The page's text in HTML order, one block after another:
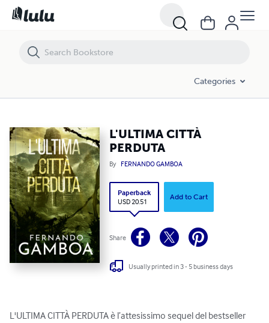
Categories
L'ULTIMA CITTÀ
PERDUTA
By FERNANDO GAMBOA
Paperback
USD 20.51
Add to Cart
Share
Usually printed in 3 - 5 business days
L'ULTIMA CITTÀ PERDUTA è l’attesissimo sequel del bestseller
L'ULTIMA CITTÀ PERDUTA